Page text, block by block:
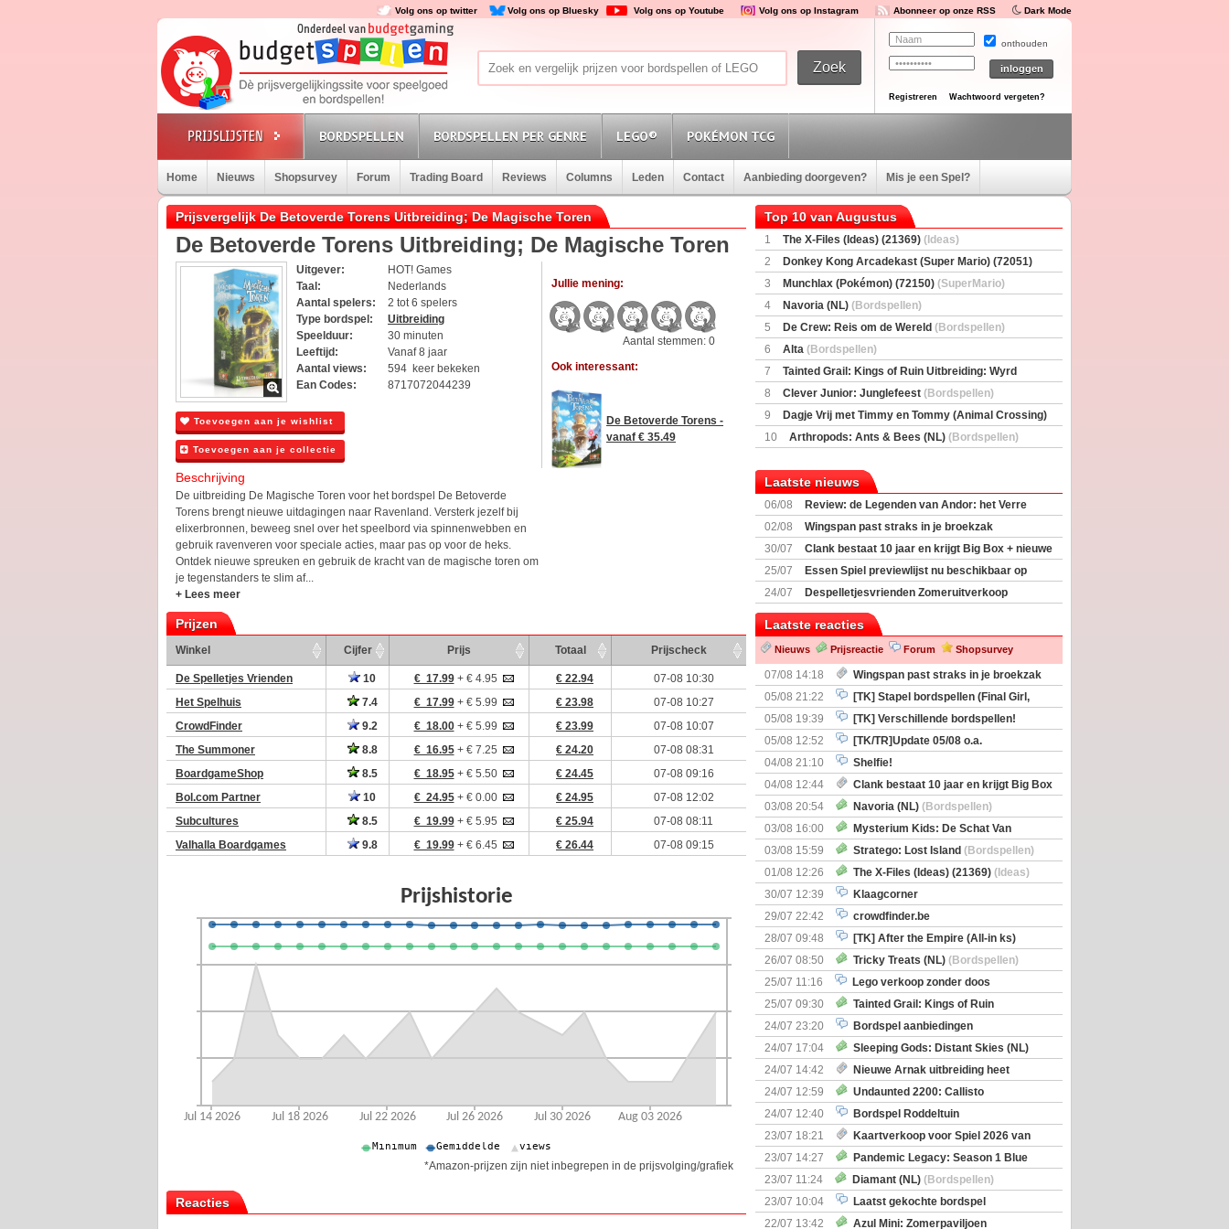
Volg ons op twitter Volg ons op Bluesky Volg ons op Youtube Volg ons op Instagram Abonneer op onze RSS Dark Mode
onthouden
Registreren Wachtwoord vergeten?
BORDSPELLEN BORDSPELLEN PER GENRE LEGO® POKÉMON TCG
Home Nieuws Shopsurvey Forum Trading Board Reviews Columns Leden Contact Aanbieding doorgeven? Mis je een Spel?
Prijsvergelijk De Betoverde Torens Uitbreiding; De Magische Toren
De Betoverde Torens Uitbreiding; De Magische Toren
Uitgever:
HOT! Games
Taal:
Nederlands
Aantal spelers:
2 tot 6 spelers
Type bordspel:
Uitbreiding
Speelduur:
30 minuten
Leeftijd:
Vanaf 8 jaar
Aantal views:
594 keer bekeken
Ean Codes:
8717072044239
Toevoegen aan je wishlist
Toevoegen aan je collectie
Beschrijving
De uitbreiding De Magische Toren voor het bordspel De Betoverde
Torens brengt nieuwe uitdagingen naar Ravenland. Versterk jezelf bij
elixerbronnen, beweeg snel over het speelbord via spinnenwebben en
gebruik ravenveren voor speciale acties, maar pas op voor de heks.
Ontdek nieuwe spreuken en gebruik de kracht van de magische toren om
je tegenstanders te slim af...
+ Lees meer
Jullie mening:
Aantal stemmen: 0
Ook interessant:
De Betoverde Torens -
vanaf € 35.49
Prijzen
Winkel Cijfer Prijs Totaal Prijscheck
De Spelletjes Vrienden 10 € 17.99+ € 4.95 € 22.94
07-08 10:30
Het Spelhuis
7.4 € 17.99+ € 5.99 € 23.98
07-08 10:27
CrowdFinder
9.2 € 18.00+ € 5.99 € 23.99
07-08 10:07
The Summoner
8.8 € 16.95+ € 7.25 € 24.20
07-08 08:31
BoardgameShop
8.5 € 18.95+ € 5.50 € 24.45
07-08 09:16
Bol.com Partner
10 € 24.95+ € 0.00 € 24.95
07-08 12:02
Subcultures
8.5 € 19.99+ € 5.95 € 25.94
07-08 08:11
Valhalla Boardgames
9.8 € 19.99+ € 6.45 € 26.44 07-08 09:15
*Amazon-prijzen zijn niet inbegrepen in de prijsvolging/grafiek
Reacties
Top 10 van Augustus
1 The X-Files (Ideas) (21369) (Ideas)
2
Donkey Kong Arcadekast (Super Mario) (72051)
(SuperMario)
3 Munchlax (Pokémon) (72150) (SuperMario)
4
Navoria (NL) (Bordspellen)
5
De Crew: Reis om de Wereld (Bordspellen)
6
Alta (Bordspellen)
7
Tainted Grail: Kings of Ruin Uitbreiding: Wyrd
Encounters(Bordspellen)
8 Clever Junior: Junglefeest (Bordspellen)
9
Dagje Vrij met Timmy en Tommy (Animal Crossing)
(77059)(Ideas)
10 Arthropods: Ants & Bees (NL) (Bordspellen)
Laatste nieuws
06/08
Review: de Legenden van Andor: het Verre
Land
02/08
Wingspan past straks in je broekzak
30/07
Clank bestaat 10 jaar en krijgt Big Box + nieuwe
uitbreiding
25/07
Essen Spiel previewlijst nu beschikbaar op
Boardgamegeek
24/07
Despelletjesvrienden Zomeruitverkoop
Laatste reacties
Nieuws Prijsreactie Forum Shopsurvey
07/08 14:18
Wingspan past straks in je broekzak
05/08 21:22
[TK] Stapel bordspellen (Final Girl,
Nemesis Retaliation, Zombicide Invader)
05/08 19:39
[TK] Verschillende bordspellen!
05/08 12:52
[TK/TR]Update 05/08 o.a.
Prijsverlagingen, Imperium Horizons, 20 Strong
04/08 21:10
Shelfie!
04/08 12:44
Clank bestaat 10 jaar en krijgt Big Box
+ nieuwe uitbreiding
03/08 20:54 Navoria (NL) (Bordspellen)
03/08 16:00
Mysterium Kids: De Schat Van
Kapitein Boe
(Bordspellen)
03/08 15:59 Stratego: Lost Island (Bordspellen)
01/08 12:26
The X-Files (Ideas) (21369) (Ideas)
30/07 12:39
Klaagcorner
29/07 22:42
crowdfinder.be
28/07 09:48
[TK] After the Empire (All-in ks)
26/07 08:50
Tricky Treats (NL) (Bordspellen)
25/07 11:16
Lego verkoop zonder doos
25/07 09:30
Tainted Grail: Kings of Ruin
Uitbreiding: Wyrd Encounters(Bordspellen)
24/07 23:20
Bordspel aanbiedingen
24/07 17:04
Sleeping Gods: Distant Skies (NL)
(Bordspellen)
24/07 14:42
Nieuwe Arnak uitbreiding heet
Surprise Shipments
24/07 12:59
Undaunted 2200: Callisto
(Bordspellen)
24/07 12:40
Bordspel Roddeltuin
23/07 18:21
Kaartverkoop voor Spiel 2026 van
start
23/07 14:27
Pandemic Legacy: Season 1 Blue
(Bordspellen)
23/07 11:24 Diamant (NL) (Bordspellen)
23/07 10:04
Laatst gekochte bordspel
22/07 13:42
Azul Mini: Zomerpaviljoen